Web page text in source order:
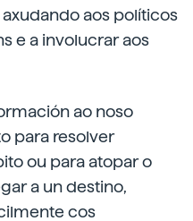
aos políticos
e a involucrar aos
ao noso
para resolver
ou para atopar o
a un destino,
cos